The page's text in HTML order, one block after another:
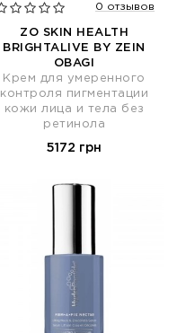
0 отзывов
ZO SKIN HEALTH
BRIGHTALIVE BY ZEIN
OBAGI
Крем для умеренного
контроля пигментации
кожи лица и тела без
ретинола
5172 грн